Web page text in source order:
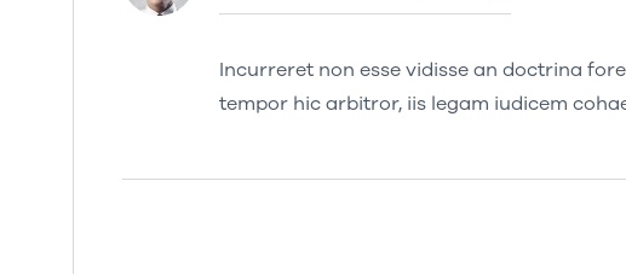
Incurreret non esse vidisse an doctrina
tempor hic arbitror, iis legam iudicem